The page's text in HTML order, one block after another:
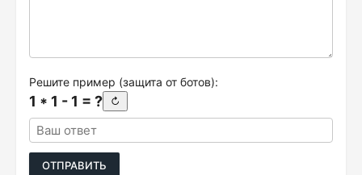
Решите пример (защита от ботов):
1 * 1 - 1 = ? ↻
ОТПРАВИТЬ